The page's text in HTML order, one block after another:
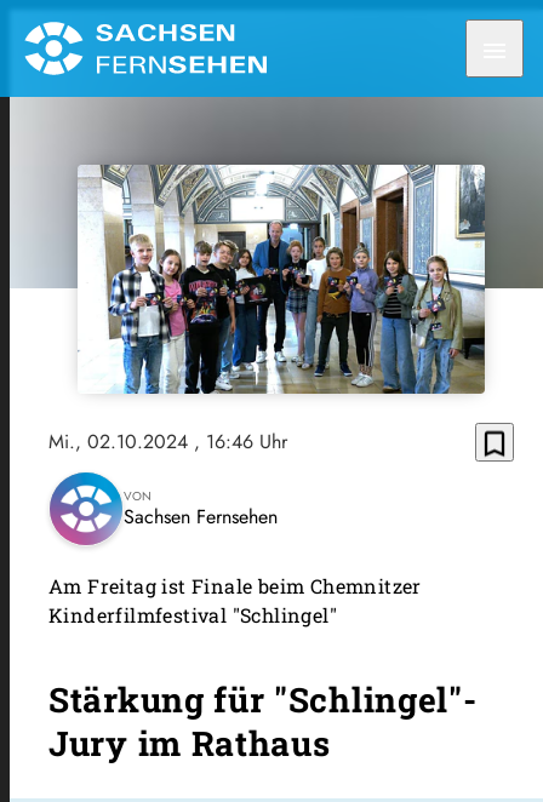
Mi., 02.10.2024 , 16:46 Uhr bookmark_border
VON
Sachsen Fernsehen
Am Freitag ist Finale beim Chemnitzer
Kinderfilmfestival "Schlingel"
Stärkung für "Schlingel"-
Jury im Rathaus